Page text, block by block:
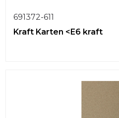
691372-611
Kraft Karten <E6 kraft